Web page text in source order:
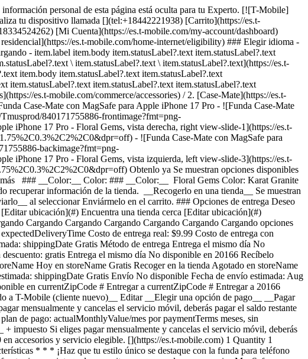
personal de esta página está oculta para tu Experto. [![T-Mobile]
tu dispositivo llamada [](tel:+18442221938) [Carrito](https://es.t-
[Mi Cuenta](https://es.t-mobile.com/my-account/dashboard)
es.t-mobile.com/home-internet/eligibility) ### Elegir idioma -
- item.label item.body item.statusLabel?.text item.statusLabel?.text
\ item.statusLabel?.text \ item.statusLabel?.text](https://es.t-
item.body item.statusLabel?.text item.statusLabel?.text
item.statusLabel?.text item.statusLabel?.text item.statusLabel?.text
es.t-mobile.com/commerce/accessories) / 2. [Case-Mate](https://es.t-
Case-Mate con MagSafe para Apple iPhone 17 Pro - ![Funda Case-Mate
840171755886-frontimage?fmt=png-
iPhone 17 Pro - Floral Gems, vista derecha, right view-slide-1](https://es.t-
- ![Funda Case-Mate con MagSafe para
backimage?fmt=png-
iPhone 17 Pro - Floral Gems, vista izquierda, left view-slide-3](https://es.t-
Obtenlo ya Se muestran opciones disponibles en __storeLocation__ ## Personaliza tu accesorio Ver todas las ofertas 1 Exclusivo por Internet: ahorra un 25% en 3 accesorios o más ### __Color:__ Color: ### __Color:__ Floral Gems Color: Karat Granite Floral Gems Peach Bubble Twinkle Twilight Silver En existencia __Obtenlo ya__ Comprar en __storeLocation__ No se ha podido recuperar información de la tienda. __Recogerlo en una tienda__ Se muestran artículos en __storeLocation__ No se ha podido recuperar información de la tienda. __stockStatusLabel__, storeLocation o __enviarlo__ al seleccionar Enviármelo en el carrito. ### Opciones de entrega Deseo que me lo envíen Fecha de envío est. Aug 5 - Aug 10 Recogerlo en una tienda stockStatusLabel storeLocation (storeDistance mi) [Editar ubicación](#) Encuentra una tienda cerca [Editar ubicación](#) __Agotado__ __En existencia__ __En existencia__ Cargando Cargando Cargando Cargando Cargando Cargando Cargando Cargando Cargando Cargando Cargando Cargando Cargando Cargando opciones de entrega, por favor espera Método de entrega Entrega el mismo día No disponible en currentZipCode Recíbelo alrededor de las expectedDeliveryTime Costo de entrega real: $9.99 Costo de entrega con descuento: gratis Recoger en la tienda Agotado en storeName Hoy en storeName Gratis Envío No disponible Fecha de envío estimada: shippingDate Gratis Método de entrega Entrega el mismo día No disponible en currentZipCode Recíbelo alrededor de las expectedDeliveryTime Costo de entrega real: $9.99 Costo de entrega con descuento: gratis Entrega el mismo día No disponible en 20166 Recíbelo alrededor de las 7:00 p.m. Costo de entrega real: $9.99 Costo de entrega con descuento: gratis Recoger en la tienda Agotado en storeName Hoy en storeName Gratis Recoger en la tienda Agotado en storeName Agotado en Dulles Retail Pl & Columbia Pl Hoy en Dulles Retail Pl & Columbia Pl Gratis Envío No disponible Fecha de envío estimada: shippingDate Gratis Envío No disponible Fecha de envío estimada: Aug 5 - Aug 10 Gratis __Tu tienda:__ [storeLocation (storeDistance mi)](#) Encuentra una tienda cerca [Editar ubicación](#) No disponible en currentZipCode # Entregar a currentZipCode # Entregar a 20166 Editar ubicación # Enviar a currentZipCode __¿Eres un cliente nuevo o existente?__ Cliente existente Cliente nuevo __Bienvenido a T-Mobile (cliente nuevo)__ Editar __Elegir una opción de pago__ __Pagar mensualmente__ A pagar hoy $0.00 + impuestos $4.17/mes por 12 meses __Pagar el monto total__ $49.99 \+ impuesto Si eliges pagar mensualmente y cancelas el servicio móvil, deberás pagar el saldo restante del accesorio. Para clientes elegibles. Tasa de interés anual de 0%. Se requiere servicio elegible. [](https://es.t-mobile.com) __Con plan de pago: actualMonthlyValue/mes por paymentTerms meses, sin intereses.__ A pagar hoy dueToday + impuestos y otros cargos __Precio sin descuento: payInFullStrikeThroughValue payInFull__ + impuesto Si eliges pagar mensualmente y cancelas el servicio móvil, deberás pagar el saldo restante del dispositivo. Solo para clientes elegibles. 0% de interés anual (APR). Se requiere compra mínima de $49 en accesorios y servicio elegible. [](https://es.t-mobile.com) 1 Quantity 1 Agregar Dulles Retail Pl & Columbia Pl (1 mi) __¿Deseas recibirlo antes?__ Encontrar tiendas cercanas Detalles ### Otras características * * * ¡Haz que tu estilo único se destaque con la funda para teléfono MagSafe! Sabemos cuánto quieres a tu teléfono, así que quédate tranquilo con la protección contra caídas de 12 pies; además, los fuertes imanes integrados permiten cargar y colocar accesorios MagSafe con facilidad. ### ¿Qué hay en la caja? * * * - Funda Case-Mate con MagSafe ### Detalles adicionales de especificaciones * * * __Peso__ 0.09 lb * * * __Duración__ 0.64 pulgadas * * * __Altura__ 6.04 pulgadas * * * __Ancho__ 3.13 pulgadas * * * [](https://es.t-mobile.com) ver detalles ## promoción aplicada ver detalles ## | ![Logotipo de T-Mobile](https://es.t-mobile.com/sdscene7/is/image/Tmusprod/fg-tmobile-logo?ts=1710994518480&dpr=off "Logotipo de T-Mobile") __Ingresa a tu cuenta.__ Ingresa Continuar como invitado. [__¿Necesitas ayuda para ingresar?__](https://es.account.t-mobile.com/signin/v2/ "Enlace Necesito ayuda para ingresar") [__Crea un T-Mobile ID__](https://es.account.t-mobile.com/signin/v2/ "Crear una ID de T-Mobile") promoLongDescription Hola userName! Te damos la bienvenida a T-Mobile ¡Hola! Te damos la bienvenida a T-Mobile Tienda T-Mobile Experience storeLocation Dirección 22000 Dulles Retail Plaza Suite 182 Sterling, VA 20166 Salta la fila y aprovecha nuestras mejores ofertas y la selección más grande durante tu visita a la tienda. Compra en esta tienda ¿No estás en esta tienda? ## Selecciona una tienda ( mi) , , , Horario de hoy: - [](https://es.t-mobile.com) Configura esta tienda [](https://es.t-mobile.com) [Indicaciones](https://es.t-mobile.com) [Llamar a la tienda](tel:+1-undefined) - ### Horario de atención de la tienda Lunes a sábado - Domingo ## Selecciona una tienda ### Lo sentimos, hubo un problema técnico Los servicios que utilizamos para buscar tiendas según la ubicación no están funcionando en este momento. Busca por ciudad y estado o código postal para comprobar la disponibilidad en tiendas cercanas. No encontramos tiendas de T-Mobile cercanas. Prueba con otra ciudad, estado o código postal para buscar otras tiendas. Vuelve a intentarlo para encontrar la tienda más cercana. ( mi) , , , Horario de hoy: - En existencia Apresúrate, solo quedan unos cuantos [](https://es.t-mobile.com) ( mi) , , , Horario de hoy: - En existencia Apresúrate, solo quedan unos cuantos [](https://es.t-mobile.com) Dulles Retail Pl & Columbia Pl (1.0 mi) 22000 Dulles Retail Plaza Suite 182, Sterling, VA, 20166 Horario de hoy: 10am - 8pm En existencia Apresúrate, solo quedan unos cuantos [](https://es.t-mobile.com) Reston Pkwy & New Dominion Rd (6.1 mi) 1837 Fountain Dr, Reston, VA, 20190 Horario de hoy: 10am - 8pm En existencia Apresúrate, solo quedan unos cuantos [](https://es.t-mobile.com) Fair Oaks Mall (10.9 mi) 11913U Fair Oaks Mall, Fairfax, VA, 22033 Horario de hoy: 10am - 8pm En existencia Apresúrate, solo quedan unos cuantos [](https://es.t-mobile.com) Fairfax Blvd & Main St (12.6 mi) 10955 Fairfax Blvd Suite 110, Fairfax, VA, 22030 Horario de hoy: 10am - 9pm En existencia Apresúrate, solo quedan unos cuantos [](https://es.t-mobile.com) Tyson's Corner (13.8 mi) 1961 Chain Bridge Rd Ste J008L, McLean, VA, 22102 Horario de hoy: 10am - 9pm En existencia Apresúrate, solo quedan unos cuantos [](https://es.t-mobile.com) Recoger aquí Recoger aquí # Encuentra una tienda Selecciona un código postal y ciudad válidos __( mi)__ , , , Horario de hoy - [](https://es.t-mobile.com) * * * __Dulles Retail Pl & Columbia Pl (1.0 mi)__ 22000 Dulles Retail Plaza Suite 182, Sterling, VA, 20166 Horario de hoy 10am - 8pm [](https://es.t-mobile.com/store-locator/va/sterling/dulles-retail-pl-columbia-pl) * * * __Reston Pkwy & New Dominion Rd (6.1 mi)__ 1837 Fountain Dr, Reston, VA, 20190 Horario de hoy 10am - 8pm [](https://es.t-mobile.com/store-locator/va/reston/reston-pkwy-new-dominion-rd) * * * __Fair Oaks Mall (10.9 mi)__ 11913U Fair Oaks Mall, Fairfax, VA, 22033 Horario de hoy 10am - 8pm [](https://es.t-mobile.com/store-locator/va/fairfax/fair-oaks-mall) * * * __Fairfax Blvd & Main St (12.6 mi)__ 10955 Fairfax Blvd Suite 110, Fairfax, VA, 22030 Horario de hoy 10am - 9pm [](https://es.t-mobile.com/store-locator/va/fairfax/fairfax-blvd-main-st) * * * __Tyson's Corner (13.8 mi)__ 1961 Chain Bridge Rd Ste J008L, McLean, VA, 22102 Horario de hoy 10am - 9pm [](https://es.t-mobile.com/store-locator/va/mclean/tysons-corner) * * * Selecciona una tienda ## Obtenlo más rápido con la opción de recogerlo en la tienda ¡Recibe tu pedido hoy mismo! Al revisar tu pedido, selecciona Retiro en tienda como método de entrega y empezaremos a preparar tu pedido en la tienda T-Mobile elegible que prefieras. Los accesorios actualmente no están disponibles para retiro en tienda. Recibirás un email cuando tu pedido esté listo para ser recogido y dispondrás de dos días laborales para retirarlo. # Lo sentimos, no eres elegible para esta promoción. De todos modos, puedes realizar la compra y aprovechar la red, los beneficios y las ventajas de T-Mobile. # Agotado Algunos artículos están agotados en storeName Puedes elegir que te envíen el pedido o consultar otros artículos disponibles en la tienda que seleccionaste para recogerlo. Cerrar ## Se eliminarán todos los artículos del carrito Al agregar este producto, se eliminarán los artículos ya agregados a tu carrito. Confirmar Cancelar # Los clientes también compraron Cargando Cargando Cargando Cargando Cargando Cargando Cargando [Aún no hay reseñas \ Precio normal: Precio original$ Precio de oferta$ Precio total: $](https://es.t-mobile.com) Ver 1 promociones Exclusivo por Internet: ahorra un 25% en 3 accesorios o más [![case-mate Funda Case-Mate con MagSafe para Apple iPhone 17 Pro Max](https://cdn.tmobile.com/content/dam/t-mobile/en-p/accessories/840171756050/840171756050-thumbnail.png) \ case-mate __Funda Case-Mate con MagSafe para Apple iPhone 17 Pro Max__ \ Aún no hay reseñas \ Aún no hay reseñas \ Aún no hay reseñas \ ![multi-color](https://cdn.tmobile.com/images/png/products/accessories/840171756043/840171756043-swatch.gif)![multi-color](https://cdn.tmobile.com/images/png/products/accessories/840171756067/840171756067-swatch.gif)![multi-color](https://cdn.tmobile.com/images/png/products/accessories/840171756036/840171756036-swatch.gif)![silver](https://cdn.tmobile.com/images/png/products/